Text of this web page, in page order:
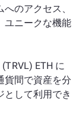
のアクセス、
ユニークな機能
ETH に
貨間で資産を分
して利用でき